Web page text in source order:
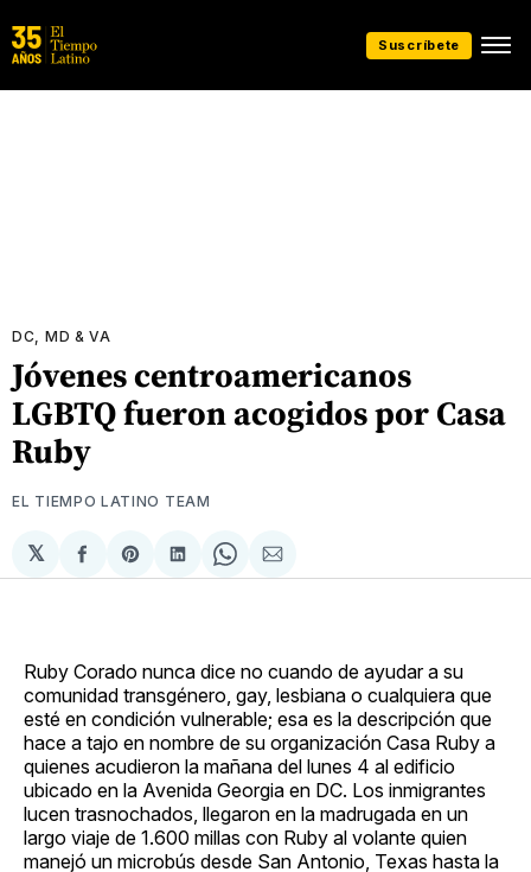
Suscríbete
DC, MD & VA
Jóvenes centroamericanos
LGBTQ fueron acogidos por Casa
Ruby
EL TIEMPO LATINO TEAM
𝕏
Compartir
en
Share
on
Compartir
en
Share
on
Compartir
via
Ruby Corado nunca dice no cuando de ayudar a su
comunidad transgénero, gay, lesbiana o cualquiera que
esté en condición vulnerable; esa es la descripción que
hace a tajo en nombre de su organización Casa Ruby a
quienes acudieron la mañana del lunes 4 al edificio
ubicado en la Avenida Georgia en DC. Los inmigrantes
lucen trasnochados, llegaron en la madrugada en un
largo viaje de 1.600 millas con Ruby al volante quien
manejó un microbús desde San Antonio, Texas hasta la